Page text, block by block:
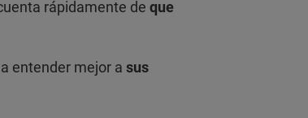
rápidamente de que
entender mejor a sus